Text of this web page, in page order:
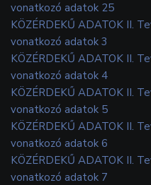
vonatkozó adatok 25
KÖZÉRDEKŰ ADATOK II.
vonatkozó adatok 3
KÖZÉRDEKŰ ADATOK II.
vonatkozó adatok 4
KÖZÉRDEKŰ ADATOK II.
vonatkozó adatok 5
KÖZÉRDEKŰ ADATOK II.
vonatkozó adatok 6
KÖZÉRDEKŰ ADATOK II.
vonatkozó adatok 7